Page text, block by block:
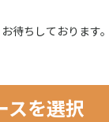
待ちしております。
スを選択